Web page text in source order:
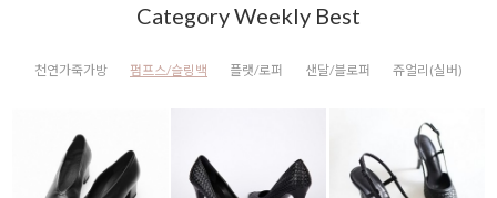
Category Weekly Best
천연가죽가방 펌프스/슬링백 플랫/로퍼 샌달/블로퍼 쥬얼리(실버)